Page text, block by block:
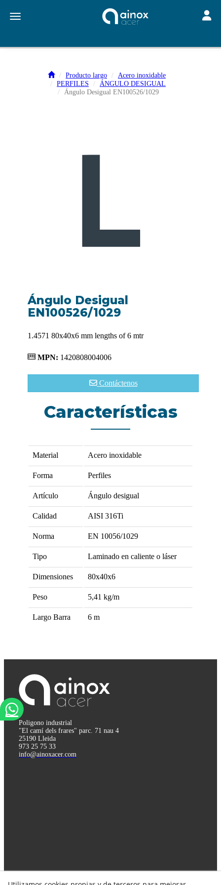
Toggle navigation
Producto largo
Acero inoxidable
PERFILES
ÁNGULO DESIGUAL
Ángulo Desigual EN100526/1029
Ángulo Desigual
EN100526/1029
1.4571 80x40x6 mm lengths of 6 mtr
MPN: 1420808004006
Contáctenos
Características
Material Acero inoxidable
Forma Perfiles
Artículo Ángulo desigual
Calidad AISI 316Ti
Norma EN 10056/1029
Tipo Laminado en caliente o láser
Dimensiones 80x40x6
Peso 5,41 kg/m
Largo Barra 6 m
Poligono industrial
"El camí dels frares" parc. 71 nau 4
25190 Lleida
973 25 75 33
info@ainoxacer.com